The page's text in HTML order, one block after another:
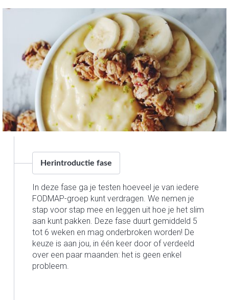
Herintroductie fase
In deze fase ga je testen hoeveel je van iedere
FODMAP-groep kunt verdragen. We nemen je
stap voor stap mee en leggen uit hoe je het slim
aan kunt pakken. Deze fase duurt gemiddeld 5
tot 6 weken en mag onderbroken worden! De
keuze is aan jou, in één keer door of verdeeld
over een paar maanden: het is geen enkel
probleem.